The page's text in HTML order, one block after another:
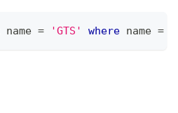
name = 'GTS' where name =